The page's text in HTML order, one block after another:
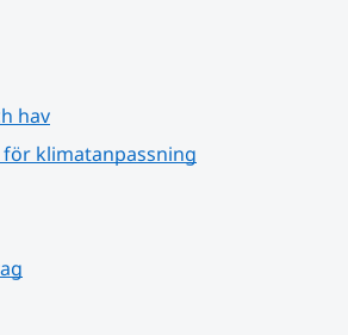
hav
klimatanpassning